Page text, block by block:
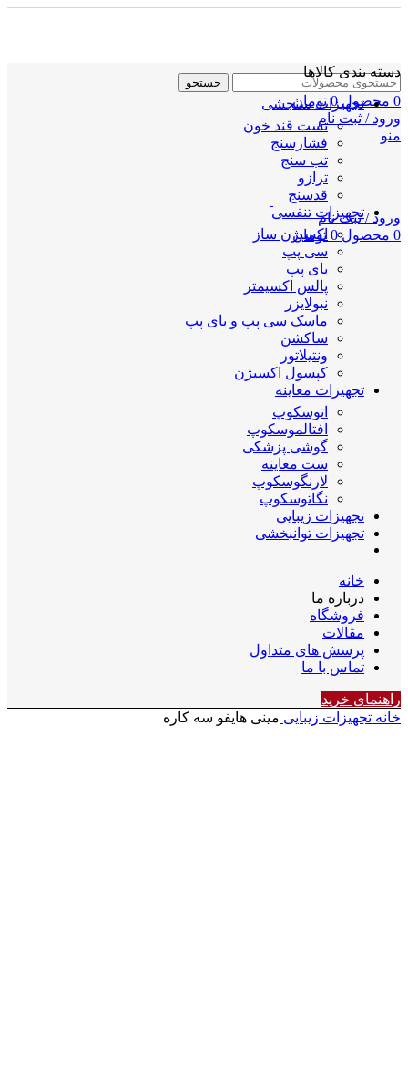
جستجو
0 محصول 0 تومان
ورود / ثبت نام
منو
ورود / ثبت نام
0 محصول 0 تومان
دسته بندی کالاها
تجهیزات سنجشی
تست قند خون
فشارسنج
تب سنج
ترازو
قدسنج
تجهیزات تنفسی
اکسیژن ساز
سی پپ
بای پپ
پالس اکسیمتر
نبولایزر
ماسک سی پپ و بای پپ
ساکشن
ونتیلاتور
کپسول اکسیژن
تجهیزات معاینه
اتوسکوپ
افتالموسکوپ
گوشی پزشکی
ست معاینه
لارنگوسکوپ
نگاتوسکوپ
تجهیزات زیبایی
تجهیزات توانبخشی
خانه
درباره ما
فروشگاه
مقالات
پرسش های متداول
تماس با ما
راهنمای خرید
خانه تجهیزات زیبایی مینی هایفو سه کاره